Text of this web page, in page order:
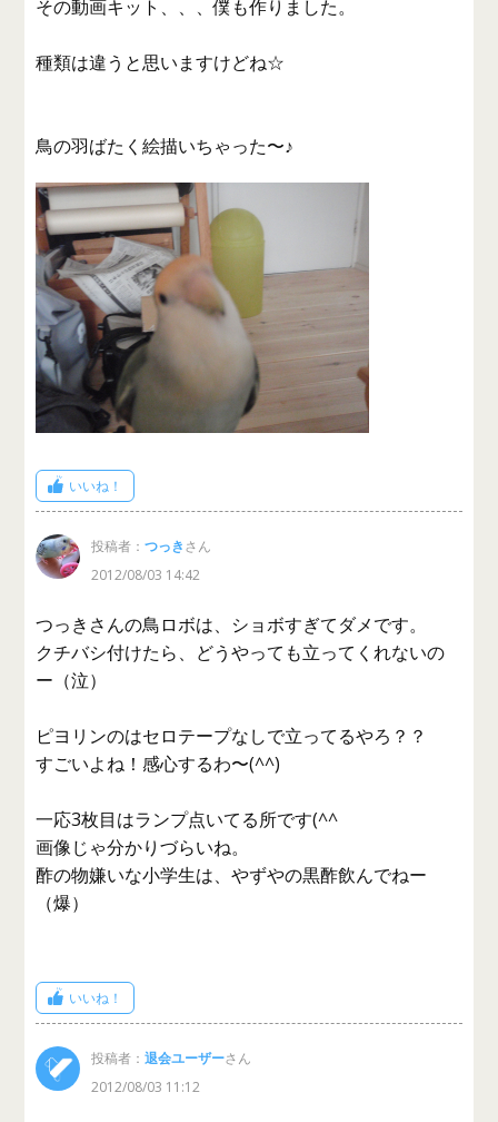
その動画キット、、、僕も作りました。
種類は違うと思いますけどね☆
鳥の羽ばたく絵描いちゃった〜♪
いいね！
投稿者：つっきさん
2012/08/03 14:42
つっきさんの鳥ロボは、ショボすぎてダメです。
クチバシ付けたら、どうやっても立ってくれないの
ー（泣）
ピヨリンのはセロテープなしで立ってるやろ？？
すごいよね！感心するわ〜(^^)
一応3枚目はランプ点いてる所です(^^ゞ
画像じゃ分かりづらいね。
酢の物嫌いな小学生は、やずやの黒酢飲んでねー
（爆）
いいね！
投稿者：退会ユーザーさん
2012/08/03 11:12